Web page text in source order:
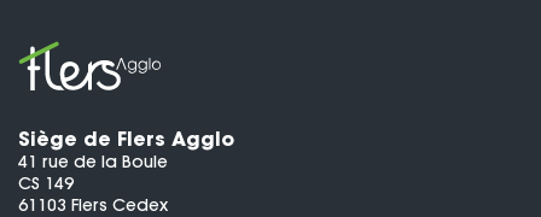
Siège de Flers Agglo
41 rue de la Boule
CS 149
61103 Flers Cedex